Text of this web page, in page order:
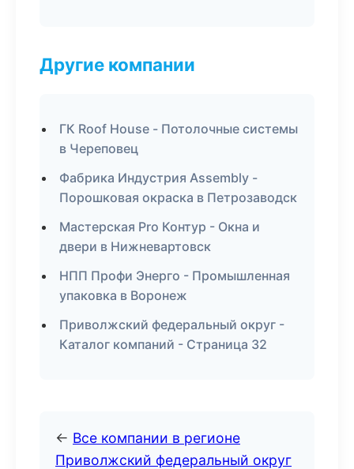
Другие компании
ГК Roof House - Потолочные системы
в Череповец
Фабрика Индустрия Assembly -
Порошковая окраска в Петрозаводск
Мастерская Pro Контур - Окна и
двери в Нижневартовск
НПП Профи Энерго - Промышленная
упаковка в Воронеж
Приволжский федеральный округ -
Каталог компаний - Страница 32
← Все компании в регионе
Приволжский федеральный округ